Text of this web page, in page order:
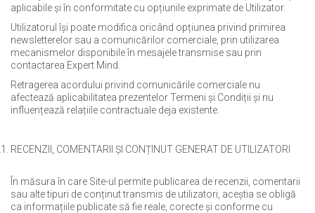
aplicabile și în conformitate cu opțiunile exprimate de Utilizator.
Utilizatorul își poate modifica oricând opțiunea privind primirea
newsletterelor sau a comunicărilor comerciale, prin utilizarea
mecanismelor disponibile în mesajele transmise sau prin
contactarea Expert Mind.
Retragerea acordului privind comunicările comerciale nu
afectează aplicabilitatea prezentelor Termeni și Condiții și nu
influențează relațiile contractuale deja existente.
RECENZII, COMENTARII ȘI CONȚINUT GENERAT DE UTILIZATORI
În măsura în care Site-ul permite publicarea de recenzii, comentarii
sau alte tipuri de conținut transmis de utilizatori, aceștia se obligă
ca informațiile publicate să fie reale, corecte și conforme cu